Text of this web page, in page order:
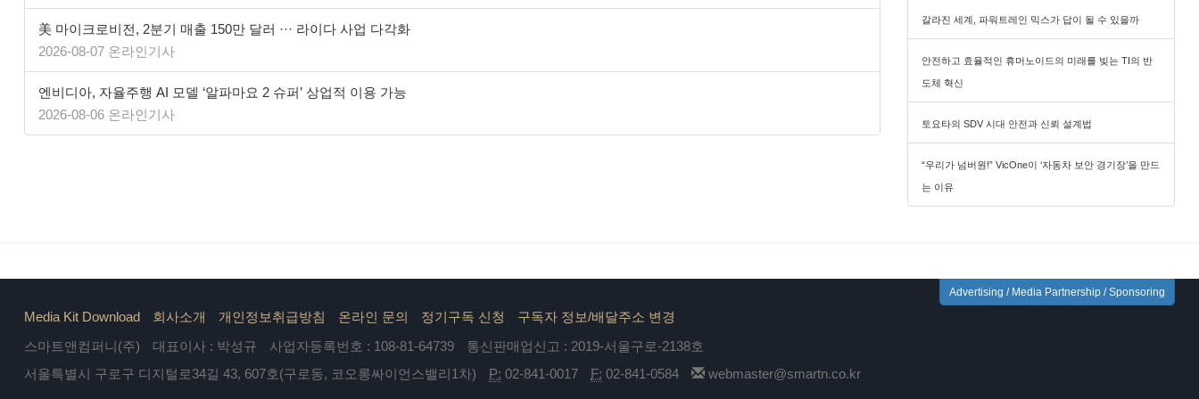
美 마이크로비전, 2분기 매출 150만 달러 ··· 라이다 사업 다각화
2026-08-07 온라인기사
엔비디아, 자율주행 AI 모델 ‘알파마요 2 슈퍼’ 상업적 이용 가능
2026-08-06 온라인기사
갈라진 세계, 파워트레인 믹스가 답이 될 수 있을까
안전하고 효율적인 휴머노이드의 미래를 빚는 TI의 반
도체 혁신
토요타의 SDV 시대 안전과 신뢰 설계법
“우리가 넘버원!” VicOne이 ‘자동차 보안 경기장’을 만드
는 이유
Advertising / Media Partnership / Sponsoring
Media Kit Download 회사소개 개인정보취급방침 온라인 문의 정기구독 신청
구독자 정보/배달주소 변경
스마트앤컴퍼니(주)
대표이사 : 박성규 사업자등록번호 : 108-81-64739
통신판매업신고 : 2019-서울구로-2138호
서울특별시 구로구 디지털로34길 43, 607호(구로동, 코오롱싸이언스밸리1차)
P: 02-841-0017 F: 02-841-0584 webmaster@smartn.co.kr